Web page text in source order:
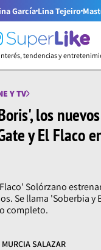
García Lina Tejeiro
tendencias y
Y TV
los
y El Flaco
Solórzano
Se llama 'Soberbia y
completo.
MURCIA SALAZAR